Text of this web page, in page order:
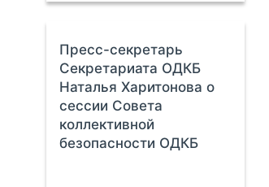
Пресс-секретарь
Секретариата ОДКБ
Наталья Харитонова о
сессии Совета
коллективной
безопасности ОДКБ